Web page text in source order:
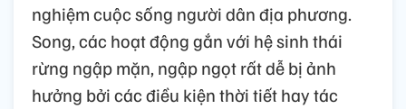
nghiệm cuộc sống người dân địa phương.
Song, các hoạt động gắn với hệ sinh thái
rừng ngập mặn, ngập ngọt rất dễ bị ảnh
hưởng bởi các điều kiện thời tiết hay tác